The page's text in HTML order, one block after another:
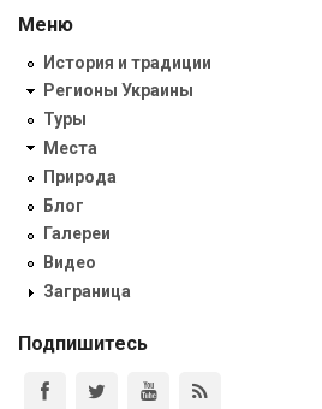
Меню
История и традиции
Регионы Украины
Туры
Места
Природа
Блог
Галереи
Видео
Заграница
Подпишитесь